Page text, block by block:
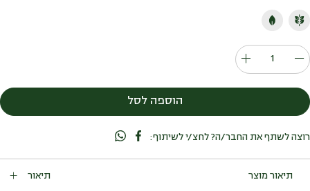
כמות
מגש
נאצ'וס
הוספה לסל
רוצה לשתף את החבר/ה? לחצ/י לשיתוף:
תיאור